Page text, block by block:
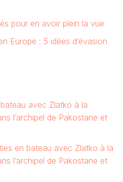
pour en avoir plein la vue
Europe : 5 idées d’évasion
avec Zlatko à la
l’archipel de Pakostane et
en bateau avec Zlatko à la
l’archipel de Pakostane et